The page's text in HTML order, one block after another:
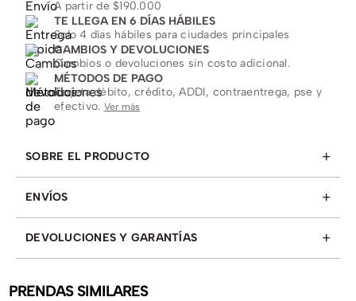
A partir de $190.000
TE LLEGA EN 6 DÍAS HÁBILES
Solo 4 días hábiles para ciudades principales
CAMBIOS Y DEVOLUCIONES
Cambios o devoluciones sin costo adicional.
MÉTODOS DE PAGO
Tarjeta débito, crédito, ADDI, contraentrega, pse y
efectivo. Ver más
SOBRE EL PRODUCTO +
ENVÍOS +
DEVOLUCIONES Y GARANTÍAS +
PRENDAS SIMILARES